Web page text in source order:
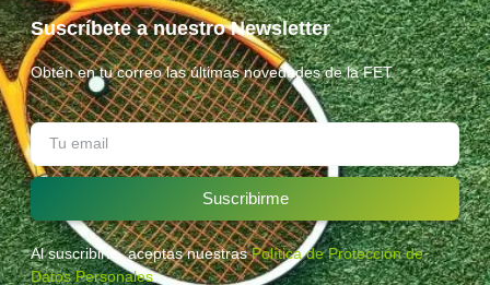
Suscríbete a nuestro Newsletter
Obtén en tu correo las últimas novedades de la FET.
Suscribirme
Al suscribirte, aceptas nuestrasPolítica de Protección de
Datos Personales.